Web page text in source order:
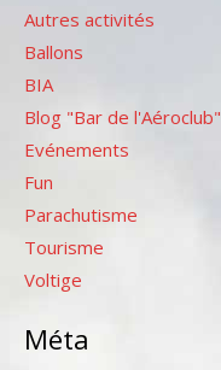
Autres activités
Ballons
BIA
Blog "Bar de l'Aéroclub"
Evénements
Fun
Parachutisme
Tourisme
Voltige
Méta